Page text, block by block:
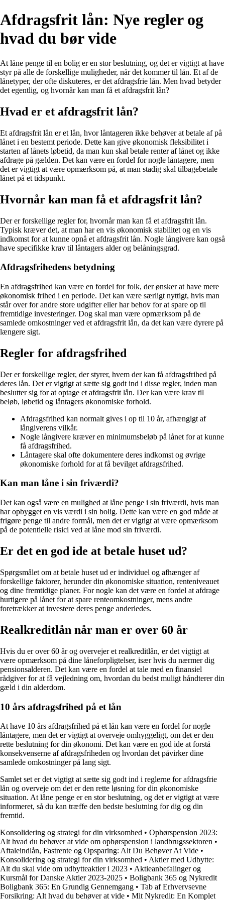
Afdragsfrit lån: Nye regler og
hvad du bør vide
At låne penge til en bolig er en stor beslutning, og det er vigtigt at have
styr på alle de forskellige muligheder, når det kommer til lån. Et af de
lånetyper, der ofte diskuteres, er det afdragsfrie lån. Men hvad betyder
det egentlig, og hvornår kan man få et afdragsfrit lån?
Hvad er et afdragsfrit lån?
Et afdragsfrit lån er et lån, hvor låntageren ikke behøver at betale af på
lånet i en bestemt periode. Dette kan give økonomisk fleksibilitet i
starten af lånets løbetid, da man kun skal betale renter af lånet og ikke
afdrage på gælden. Det kan være en fordel for nogle låntagere, men
det er vigtigt at være opmærksom på, at man stadig skal tilbagebetale
lånet på et tidspunkt.
Hvornår kan man få et afdragsfrit lån?
Der er forskellige regler for, hvornår man kan få et afdragsfrit lån.
Typisk kræver det, at man har en vis økonomisk stabilitet og en vis
indkomst for at kunne opnå et afdragsfrit lån. Nogle långivere kan også
have specifikke krav til låntagers alder og belåningsgrad.
Afdragsfrihedens betydning
En afdragsfrihed kan være en fordel for folk, der ønsker at have mere
økonomisk frihed i en periode. Det kan være særligt nyttigt, hvis man
står over for andre store udgifter eller har behov for at spare op til
fremtidige investeringer. Dog skal man være opmærksom på de
samlede omkostninger ved et afdragsfrit lån, da det kan være dyrere på
længere sigt.
Regler for afdragsfrihed
Der er forskellige regler, der styrer, hvem der kan få afdragsfrihed på
deres lån. Det er vigtigt at sætte sig godt ind i disse regler, inden man
beslutter sig for at optage et afdragsfrit lån. Der kan være krav til
beløb, løbetid og låntagers økonomiske forhold.
Afdragsfrihed kan normalt gives i op til 10 år, afhængigt af
långiverens vilkår.
Nogle långivere kræver en minimumsbeløb på lånet for at kunne
få afdragsfrihed.
Låntagere skal ofte dokumentere deres indkomst og øvrige
økonomiske forhold for at få bevilget afdragsfrihed.
Kan man låne i sin friværdi?
Det kan også være en mulighed at låne penge i sin friværdi, hvis man
har opbygget en vis værdi i sin bolig. Dette kan være en god måde at
frigøre penge til andre formål, men det er vigtigt at være opmærksom
på de potentielle risici ved at låne mod sin friværdi.
Er det en god ide at betale huset ud?
Spørgsmålet om at betale huset ud er individuel og afhænger af
forskellige faktorer, herunder din økonomiske situation, renteniveauet
og dine fremtidige planer. For nogle kan det være en fordel at afdrage
hurtigere på lånet for at spare renteomkostninger, mens andre
foretrækker at investere deres penge anderledes.
Realkreditlån når man er over 60 år
Hvis du er over 60 år og overvejer et realkreditlån, er det vigtigt at
være opmærksom på dine låneforpligtelser, især hvis du nærmer dig
pensionsalderen. Det kan være en fordel at tale med en finansiel
rådgiver for at få vejledning om, hvordan du bedst muligt håndterer din
gæld i din alderdom.
10 års afdragsfrihed på et lån
At have 10 års afdragsfrihed på et lån kan være en fordel for nogle
låntagere, men det er vigtigt at overveje omhyggeligt, om det er den
rette beslutning for din økonomi. Det kan være en god ide at forstå
konsekvenserne af afdragsfriheden og hvordan det påvirker dine
samlede omkostninger på lang sigt.
Samlet set er det vigtigt at sætte sig godt ind i reglerne for afdragsfrie
lån og overveje om det er den rette løsning for din økonomiske
situation. At låne penge er en stor beslutning, og det er vigtigt at være
informeret, så du kan træffe den bedste beslutning for dig og din
fremtid.
Konsolidering og strategi for din virksomhed • Ophørspension 2023:
Alt hvad du behøver at vide om ophørspension i landbrugssektoren •
Aftaleindlån, Fastrente og Opsparing: Alt Du Behøver At Vide •
Konsolidering og strategi for din virksomhed • Aktier med Udbytte:
Alt du skal vide om udbytteaktier i 2023 • Aktieanbefalinger og
Kursmål for Danske Aktier 2023-2025 • Boligbank 365 og Nykredit
Boligbank 365: En Grundig Gennemgang • Tab af Erhvervsevne
Forsikring: Alt hvad du behøver at vide • Mit Nykredit: En Komplet